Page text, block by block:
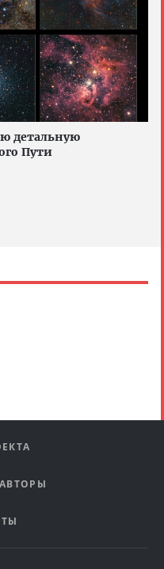
детальную
Пути